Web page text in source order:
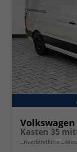
unverbindliche